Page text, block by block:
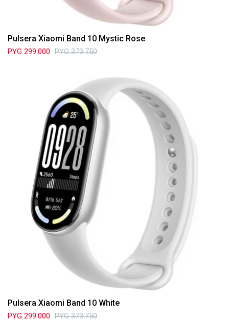
Pulsera Xiaomi Band 10 Mystic Rose
PYG 299.000 PYG 373.750
Pulsera Xiaomi Band 10 White
PYG 299.000 PYG 373.750